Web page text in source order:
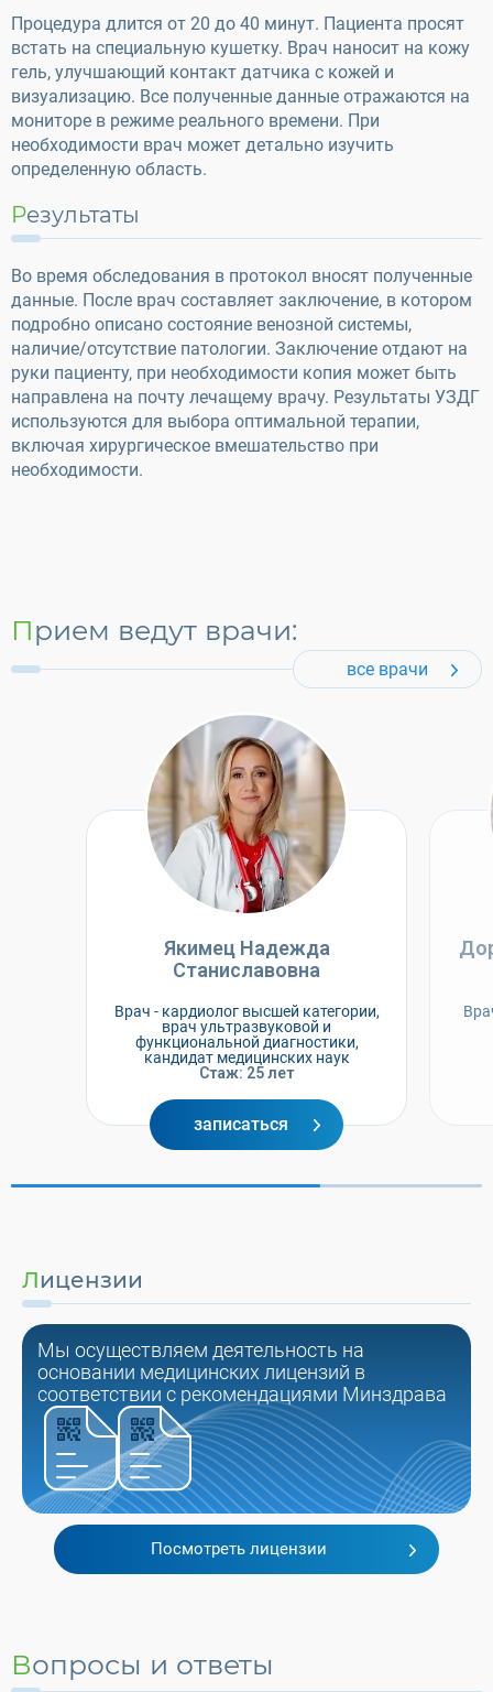
Процедура длится от 20 до 40 минут. Пациента просят
встать на специальную кушетку. Врач наносит на кожу
гель, улучшающий контакт датчика с кожей и
визуализацию. Все полученные данные отражаются на
мониторе в режиме реального времени. При
необходимости врач может детально изучить
определенную область.
Результаты
Во время обследования в протокол вносят полученные
данные. После врач составляет заключение, в котором
подробно описано состояние венозной системы,
наличие/отсутствие патологии. Заключение отдают на
руки пациенту, при необходимости копия может быть
направлена на почту лечащему врачу. Результаты УЗДГ
используются для выбора оптимальной терапии,
включая хирургическое вмешательство при
необходимости.
Вопросы и ответы
Лицензии
Мы осуществляем деятельность на
основании медицинских лицензий в
соответствии с рекомендациями Минздрава
Посмотреть лицензии
Прием ведут врачи:
все врачи
Якимец Надежда
Станиславовна
Врач - кардиолог высшей категории,
врач ультразвуковой и
функциональной диагностики,
кандидат медицинских наук
Стаж: 25 лет
записаться